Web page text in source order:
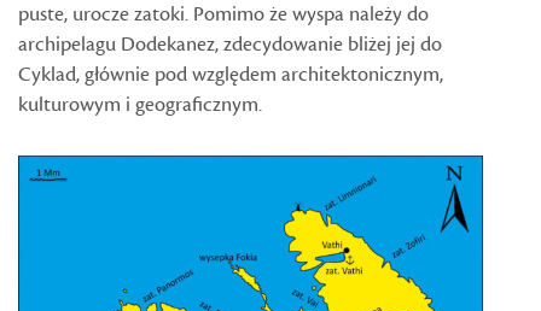
puste, urocze zatoki. Pomimo że wyspa należy do
archipelagu Dodekanez, zdecydowanie bliżej jej do
Cyklad, głównie pod względem architektonicznym,
kulturowym i geograficznym.